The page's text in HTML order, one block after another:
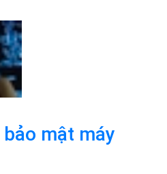
là gì? Tìm hiểu
dẫn cài đặt